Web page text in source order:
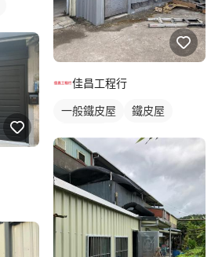
佳昌工程行
一般鐵皮屋
鐵皮屋